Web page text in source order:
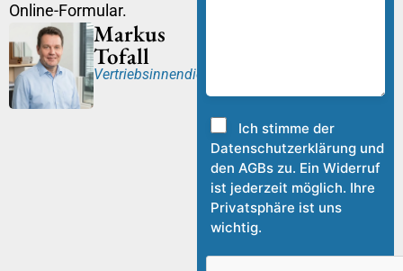
Online-Formular.
Markus
Tofall
Vertriebsinnendienst
Ich stimme der
Datenschutzerklärung und
den AGBs zu. Ein Widerruf
ist jederzeit möglich. Ihre
Privatsphäre ist uns
wichtig.